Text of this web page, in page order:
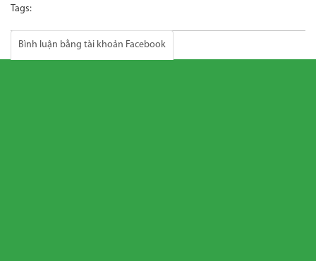
Tags:
Bình luận bằng tài khoản Facebook